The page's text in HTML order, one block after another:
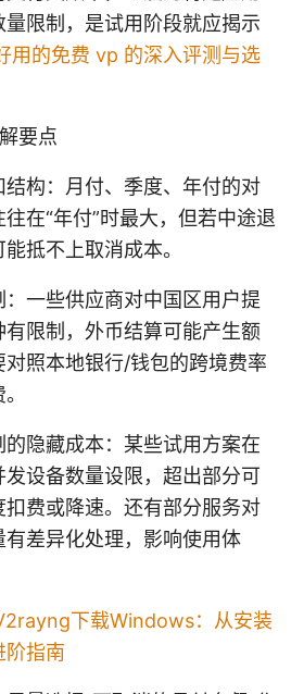
限制，是试用阶段就应揭示
用的免费 vp 的深入评测与选
要点
构：月付、季度、年付的对
在“年付”时最大，但若中途退
抵不上取消成本。
一些供应商对中国区用户提
限制，外币结算可能产生额
照本地银行/钱包的跨境费率
隐藏成本：某些试用方案在
发设备数量设限，超出部分可
扣费或降速。还有部分服务对
差异化处理，影响使用体
下载Windows：从安装
阶指南